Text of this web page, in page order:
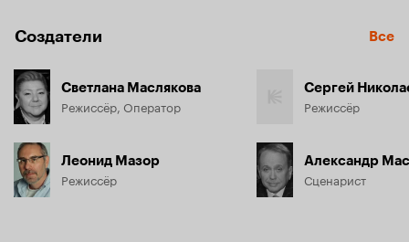
Создатели Все
Светлана Маслякова
Режиссёр, Оператор
Леонид Мазор
Режиссёр
Сергей
Режиссёр
Александр
Сценарист